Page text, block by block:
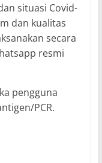
situasi Covid-
dan kualitas
secara
resmi
pengguna
PCR.